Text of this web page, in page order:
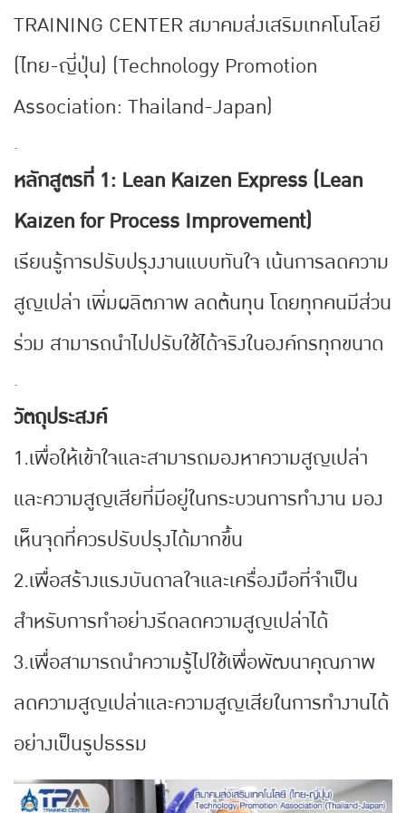
TRAINING CENTER สมาคมส่งเสริมเทคโนโลยี
(ไทย-ญี่ปุ่น) (Technology Promotion
Association: Thailand-Japan)
.
หลักสูตรที่ 1: Lean Kaizen Express (Lean
Kaizen for Process Improvement)
เรียนรู้การปรับปรุงงานแบบทันใจ เน้นการลดความ
สูญเปล่า เพิ่มผลิตภาพ ลดต้นทุน โดยทุกคนมีส่วน
ร่วม สามารถนำไปปรับใช้ได้จริงในองค์กรทุกขนาด
.
วัตถุประสงค์
1.เพื่อให้เข้าใจและสามารถมองหาความสูญเปล่า
และความสูญเสียที่มีอยู่ในกระบวนการทำงาน มอง
เห็นจุดที่ควรปรับปรุงได้มากขึ้น
2.เพื่อสร้างแรงบันดาลใจและเครื่องมือที่จำเป็น
สำหรับการทำอย่างรีดลดความสูญเปล่าได้
3.เพื่อสามารถนำความรู้ไปใช้เพื่อพัฒนาคุณภาพ
ลดความสูญเปล่าและความสูญเสียในการทำงานได้
อย่างเป็นรูปธรรม